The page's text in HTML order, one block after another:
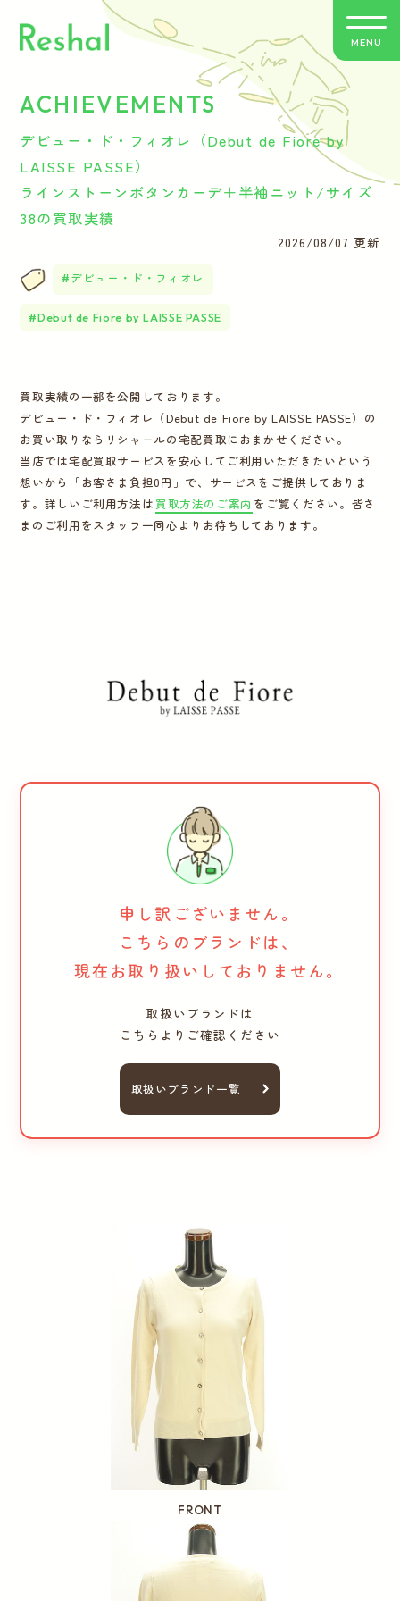
リシャールの特徴
買取方法のご案内
お客さまの声
運営会社
かんたん買取申込 きっちり買取申込
ログイン お問い合わせ
MENU
ACHIEVEMENTS
デビュー・ド・フィオレ（Debut de Fiore by
LAISSE PASSE）
ラインストーンボタンカーデ＋半袖ニット/サイズ
38の買取実績
2026/08/07 更新
デビュー・ド・フィオレ
Debut de Fiore by LAISSE PASSE
買取実績の一部を公開しております。
デビュー・ド・フィオレ（Debut de Fiore by LAISSE PASSE）の
お買い取りならリシャールの宅配買取におまかせください。
当店では宅配買取サービスを安心してご利用いただきたいという
想いから「お客さま負担0円」で、サービスをご提供しておりま
す。詳しいご利用方法は 買取方法のご案内 をご覧ください。皆さ
まのご利用をスタッフ一同心よりお待ちしております。
申し訳ございません。
こちらのブランドは、
現在お取り扱いしておりません。
取扱いブランドは
こちらよりご確認ください
取扱いブランド一覧
FRONT